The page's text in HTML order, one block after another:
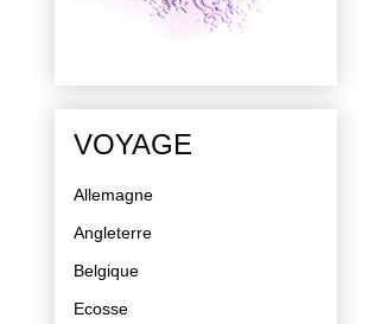
VOYAGE
Allemagne
Angleterre
Belgique
Ecosse